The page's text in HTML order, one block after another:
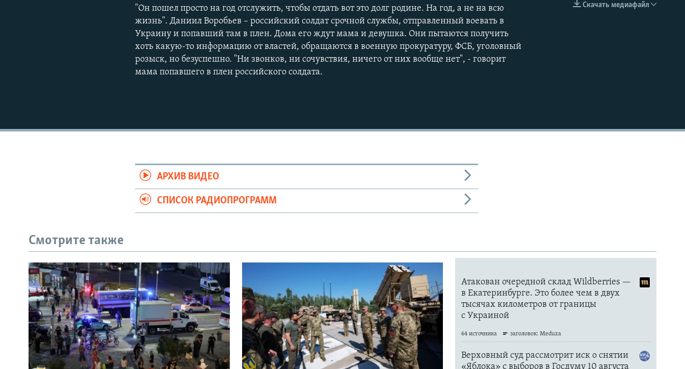
EMBED
720p 1080p
Скачать медиафайл
"Он пошел просто на год отслужить, чтобы отдать вот это долг родине. На год, а не на всю
жизнь". Даниил Воробьев – российский солдат срочной службы, отправленный воевать в
Украину и попавший там в плен. Дома его ждут мама и девушка. Они пытаются получить
хоть какую-то информацию от властей, обращаются в военную прокуратуру, ФСБ, уголовный
розыск, но безуспешно. "Ни звонков, ни сочувствия, ничего от них вообще нет", - говорит
мама попавшего в плен российского солдата.
АРХИВ ВИДЕО
СПИСОК РАДИОПРОГРАММ
Смотрите также